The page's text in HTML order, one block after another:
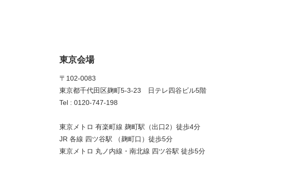
東京会場
〒102-0083
東京都千代田区麹町5-3-23 日テレ四谷ビル5階
Tel : 0120-747-198
東京メトロ 有楽町線 麹町駅（出口2）徒歩4分
JR 各線 四ツ谷駅 （麹町口）徒歩5分
東京メトロ 丸ノ内線・南北線 四ツ谷駅 徒歩5分